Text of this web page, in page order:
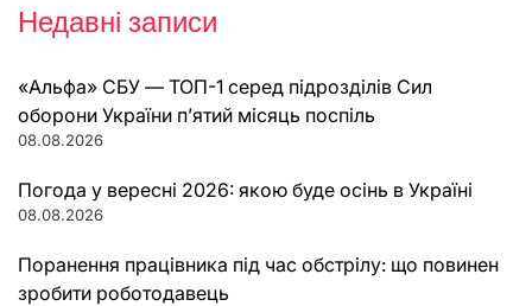
Недавні записи
«Альфа» СБУ — ТОП-1 серед підрозділів Сил
оборони України п’ятий місяць поспіль
08.08.2026
Погода у вересні 2026: якою буде осінь в Україні
08.08.2026
Поранення працівника під час обстрілу: що повинен
зробити роботодавець